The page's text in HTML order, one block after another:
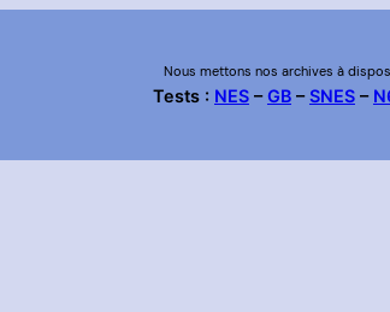
Nous mettons nos archives à
Tests : NES–GB–SNES–